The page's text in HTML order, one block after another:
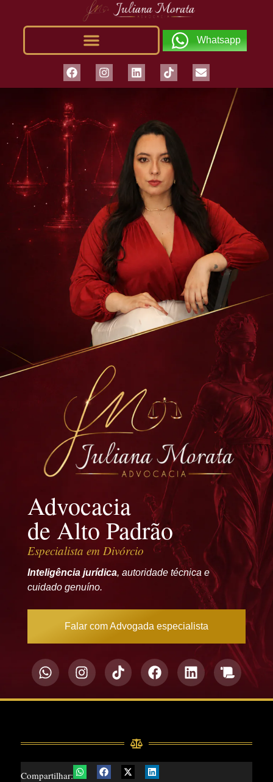
Whatsapp
Advocacia
de Alto Padrão
Especialista em Divórcio
Inteligência jurídica, autoridade técnica e
cuidado genuíno.
Falar com Advogada especialista
Compartilhar: